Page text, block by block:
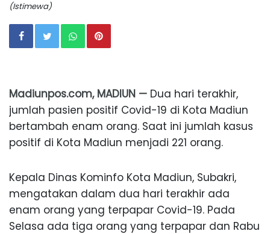
(Istimewa)
Madiunpos.com, MADIUN — Dua hari terakhir,
jumlah pasien positif Covid-19 di Kota Madiun
bertambah enam orang. Saat ini jumlah kasus
positif di Kota Madiun menjadi 221 orang.
Kepala Dinas Kominfo Kota Madiun, Subakri,
mengatakan dalam dua hari terakhir ada
enam orang yang terpapar Covid-19. Pada
Selasa ada tiga orang yang terpapar dan Rabu